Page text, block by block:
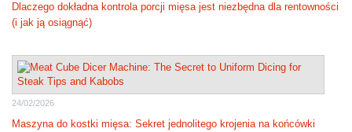
Dlaczego dokładna kontrola porcji mięsa jest niezbędna dla rentowności
(i jak ją osiągnąć)
24/02/2026
Maszyna do kostki mięsa: Sekret jednolitego krojenia na końcówki